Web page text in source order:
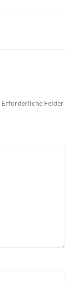
Erforderliche Felder